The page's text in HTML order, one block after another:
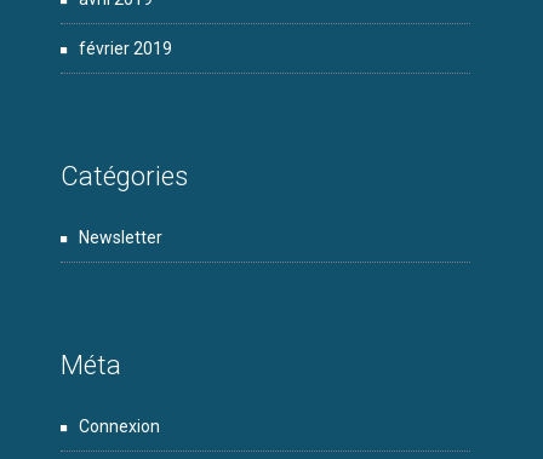
février 2019
Catégories
Newsletter
Méta
Connexion